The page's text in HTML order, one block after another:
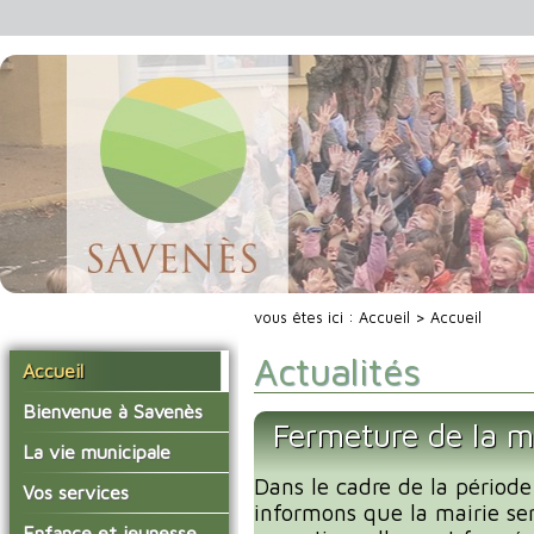
Accueil
Bienvenue à Savenès
Situer Savenès
Savenès en chiffre
L'histoire du village
La vie municipale
Vos élus
Les compte-rendus du
Vos services
La mairie
vous êtes ici : Accueil > Accueil
Actualités
Fermeture de la
Dans le cadre de la
informons que la mairie